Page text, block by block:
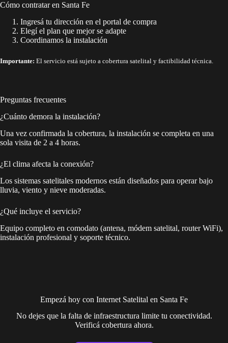
Cómo contratar en Santa Fe
Ingresá tu dirección en el portal de compra
Elegí el plan que mejor se adapte
Coordinamos la instalación
Importante: El servicio está sujeto a cobertura satelital y factibilidad técnica.
Preguntas frecuentes
¿Cuánto demora la instalación?
Una vez confirmada la cobertura, la instalación se completa en una
sola visita de 2 a 4 horas.
¿El clima afecta la conexión?
Los sistemas satelitales modernos están diseñados para operar bajo
lluvia, viento y nieve moderadas.
¿Qué incluye el servicio?
Equipo completo en comodato (antena, módem satelital, router WiFi),
instalación profesional y soporte técnico.
Empezá hoy con Internet Satelital en Santa Fe
No dejes que la falta de infraestructura limite tu conectividad.
Verificá cobertura ahora.